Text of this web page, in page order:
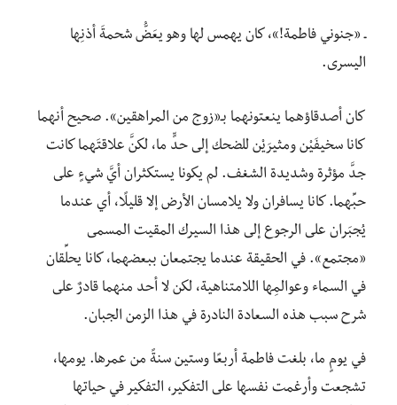
ـ «جنوني فاطمة!»، كان يهمس لها وهو يعَضُّ شحمةَ أذنِها
اليسرى.
كان أصدقاؤهما ينعتونهما بـ«زوج من المراهقين». صحيح أنهما
كانا سخيفَيْن ومثيرَيْن للضحك إلى حدٍّ ما، لكنَّ علاقتَهما كانت
جدَّ مؤثرة وشديدة الشغف. لم يكونا يستكثران أيَّ شيءٍ على
حبِّهما. كانا يسافران ولا يلامسان الأرض إلا قليلًا، أي عندما
يُجبَران على الرجوع إلى هذا السيرك المقيت المسمى
«مجتمع». في الحقيقة عندما يجتمعان ببعضهما، كانا يحلِّقان
في السماء وعوالمِها اللامتناهية، لكن لا أحد منهما قادرٌ على
شرح سبب هذه السعادة النادرة في هذا الزمن الجبان.
في يومٍ ما، بلغت فاطمة أربعًا وستين سنةً من عمرها. يومها،
تشجعت وأرغمت نفسها على التفكير، التفكير في حياتها